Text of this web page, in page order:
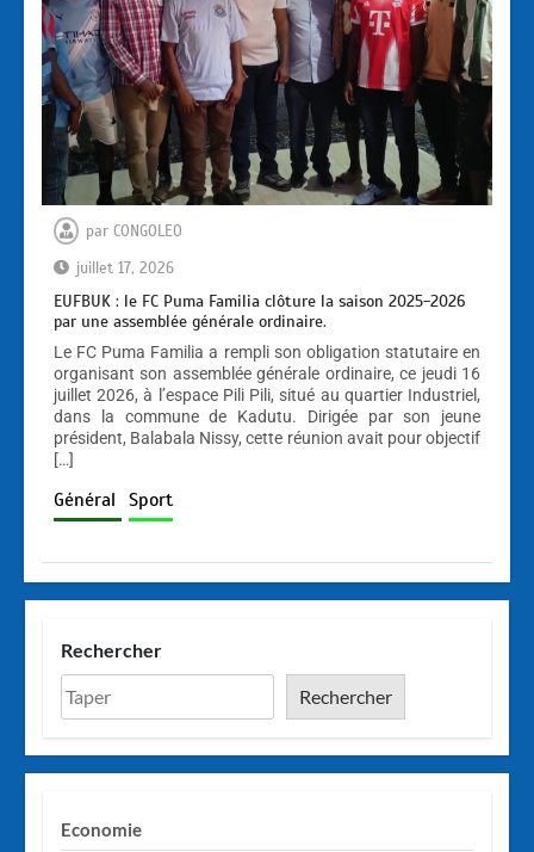
par CONGOLEO
juillet 17, 2026
EUFBUK : le FC Puma Familia clôture la saison 2025-2026
par une assemblée générale ordinaire.
Le FC Puma Familia a rempli son obligation statutaire en
organisant son assemblée générale ordinaire, ce jeudi 16
juillet 2026, à l’espace Pili Pili, situé au quartier Industriel,
dans la commune de Kadutu. Dirigée par son jeune
président, Balabala Nissy, cette réunion avait pour objectif
[…]
Général Sport
Rechercher
Rechercher
Economie